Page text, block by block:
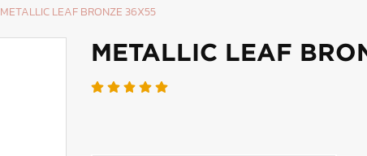
METALLIC LEAF BRONZE 36X55
METALLIC LEAF